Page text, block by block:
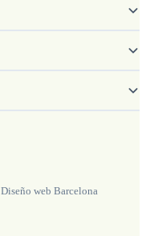
Diseño web Barcelona